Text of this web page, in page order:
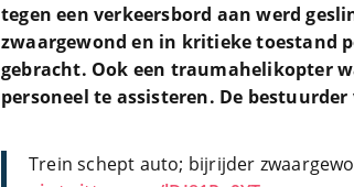
tegen een verkeersbord aan werd
zwaargewond en in kritieke toestand
gebracht. Ook een traumahelikopter
personeel te assisteren. De
Trein schept auto; bijrijder